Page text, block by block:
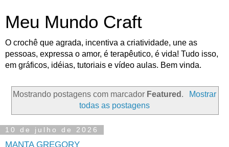
Meu Mundo Craft
O crochê que agrada, incentiva a criatividade, une as
pessoas, expressa o amor, é terapêutico, é vida! Tudo isso,
em gráficos, idéias, tutoriais e vídeo aulas. Bem vinda.
Mostrando postagens com marcador Featured .
Mostrar
todas as postagens
10 de julho de 2026
MANTA GREGORY